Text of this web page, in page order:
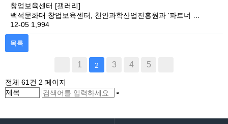
창업보육센터 [갤러리]
백석문화대 창업보육센터, 천안과학산업진흥원과 '파트너 …
12-05 1,994
목록
1 2 3 4 5
전체 61건 2 페이지